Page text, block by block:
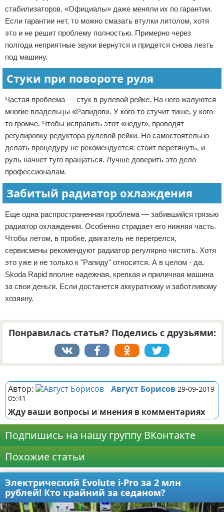
стабилизаторов. «Официалы» даже меняли их по гарантии.
Если гарантии нет, то можно смазать втулки литолом, хотя
это и не решит проблему полностью. Примерно через
полгода неприятные звуки вернутся и придется снова лезть
под машину.
Стуки при повороте руля
Частая проблема — стук в рулевой рейке. На него жалуются
многие владельцы «Рапидов». У кого-то стучит тише, у кого-
то громче. Чтобы исправить этот «недуг», проводят
регулировку редуктора рулевой рейки. Но самостоятельно
делать процедуру не рекомендуется: стоит перетянуть, и
руль начнет туго вращаться. Лучше доверить это дело
профессионалам.
Забитый радиатор охлаждения
Еще одна распространенная проблема — забившийся грязью
радиатор охлаждения. Особенно страдает его нижняя часть.
Чтобы летом, в пробке, двигатель не перегрелся,
сервисмены рекомендуют радиатор регулярно чистить. Хотя
это уже и не только к "Рапиду" относится. А в целом - да,
Skoda Rapid вполне надежная, крепкая и приличная машина
за свои деньги. Если достанется аккуратному и заботливому
хозяину.
Понравилась статья? Поделись с друзьями:
Автор: Август Борисов 29-09-2019
05:41
Жду ваши вопросы и мнения в комментариях
Подпишись на нашу группу ВКонтакте
Похожие статьи
Электрический Evolute i-Pro за 2 млн
рублей! Кто крайний за седаном?